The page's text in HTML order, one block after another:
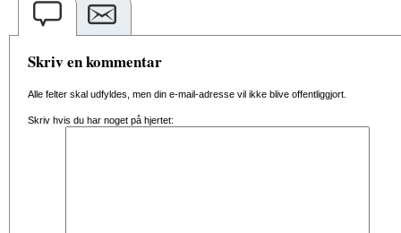
Skriv en kommentar
Alle felter skal udfyldes, men din e-mail-adresse vil ikke blive offentliggjort.
Skriv hvis du har noget på hjertet: